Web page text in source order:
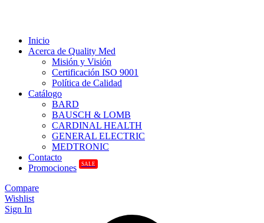
Inicio
Acerca de Quality Med
Misión y Visión
Certificación ISO 9001
Política de Calidad
Catálogo
BARD
BAUSCH & LOMB
CARDINAL HEALTH
GENERAL ELECTRIC
MEDTRONIC
Contacto
Promociones
SALE
Compare
Wishlist
Sign In